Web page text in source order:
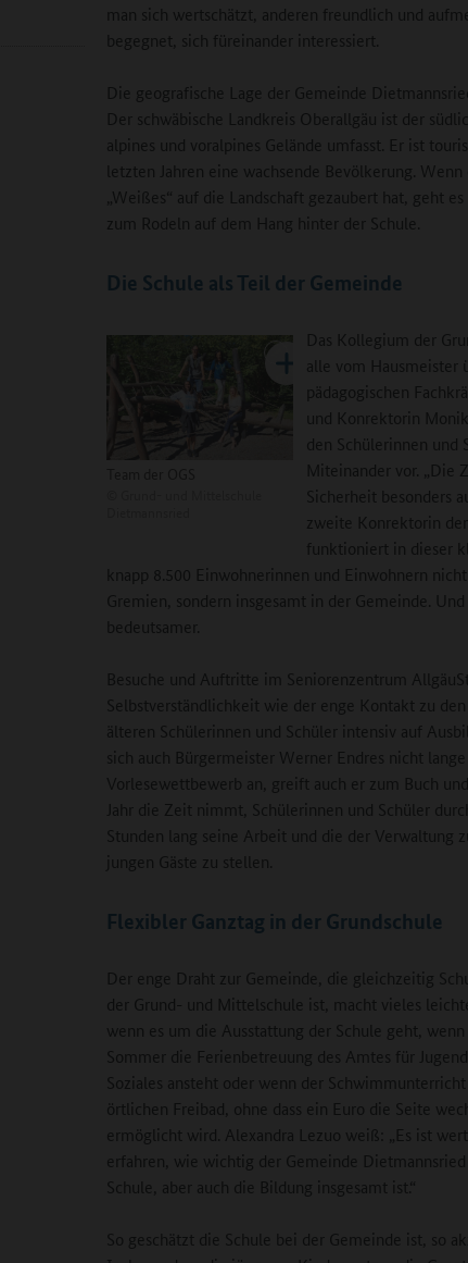
man sich wertschätzt, anderen freundlich und
begegnet, sich füreinander interessiert.
Die geografische Lage der Gemeinde
Der schwäbische Landkreis Oberallgäu ist der
alpines und voralpines Gelände umfasst. Er ist
letzten Jahren eine wachsende Bevölkerung.
„Weißes“ auf die Landschaft gezaubert hat, geht
zum Rodeln auf dem Hang hinter der Schule.
Die Schule als Teil der Gemeinde
Das Kollegium der
alle vom Hausmeister
pädagogischen
und Konrektorin
den Schülerinnen und
Miteinander vor. „Die
Sicherheit besonders
zweite Konrektorin
funktioniert in dieser
knapp 8.500 Einwohnerinnen und Einwohnern
Gremien, sondern insgesamt in der Gemeinde.
bedeutsamer.
Besuche und Auftritte im Seniorenzentrum
Selbstverständlichkeit wie der enge Kontakt zu
älteren Schülerinnen und Schüler intensiv auf
sich auch Bürgermeister Werner Endres nicht
Vorlesewettbewerb an, greift auch er zum Buch
Jahr die Zeit nimmt, Schülerinnen und Schüler
Stunden lang seine Arbeit und die der Verwaltung
jungen Gäste zu stellen.
Flexibler Ganztag in der Grundschule
Der enge Draht zur Gemeinde, die gleichzeitig
der Grund- und Mittelschule ist, macht vieles
wenn es um die Ausstattung der Schule geht, wenn
Sommer die Ferienbetreuung des Amtes für
Soziales ansteht oder wenn der Schwimmunterricht
örtlichen Freibad, ohne dass ein Euro die Seite
ermöglicht wird. Alexandra Lezuo weiß: „Es ist
erfahren, wie wichtig der Gemeinde Dietmannsried
Schule, aber auch die Bildung insgesamt ist.“
So geschätzt die Schule bei der Gemeinde ist, so